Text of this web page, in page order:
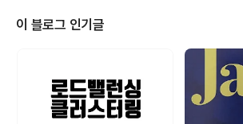
의 과정에서는 해당 원소에 접근하여 작업을 완료한 뒤, 또
한 가지의 작업을 추가적으로 해줘야 하기 때문에, 시간이
더 걸린다. 만약 배열의 원소 중 어느 원소를 삭제했다고 했
을 때, 배열의 연속적인 특징이 깨지게 된다. 따라서 삭제한
원소보다 큰 인덱스를 갖는 원소들을 shift..
이 블로그 인기글